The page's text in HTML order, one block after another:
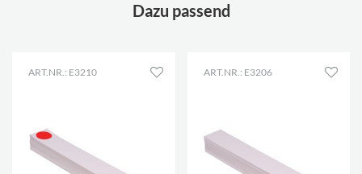
Dazu passend
ART.NR.: E3210 ART.NR.: E3206